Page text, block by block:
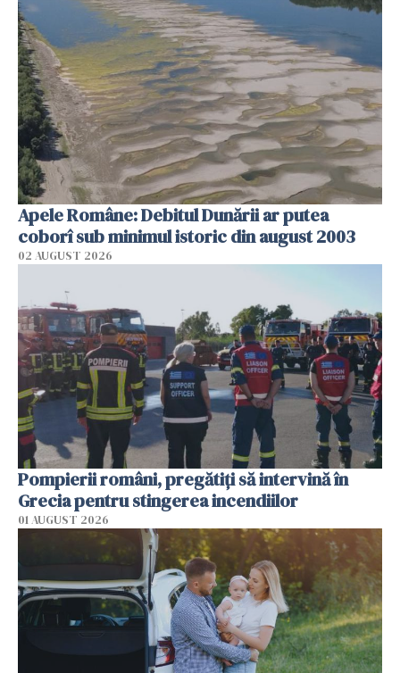
Apele Române: Debitul Dunării ar putea
coborî sub minimul istoric din august 2003
02 AUGUST 2026
Pompierii români, pregătiţi să intervină în
Grecia pentru stingerea incendiilor
01 AUGUST 2026